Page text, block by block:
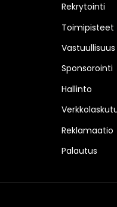
Rekrytointi
Toimipisteet
Vastuullisuus
Sponsorointi
Hallinto
Reklamaatio
Palautus